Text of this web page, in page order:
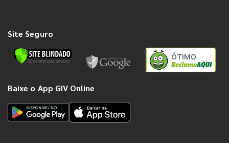
Site Seguro
ÓTIMO
Baixe o App GIV Online